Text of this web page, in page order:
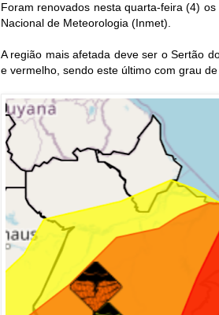
Foram renovados nesta quarta-feira (4)
Nacional de Meteorologia (Inmet).
A região mais afetada deve ser o Sertão
e vermelho, sendo este último com grau